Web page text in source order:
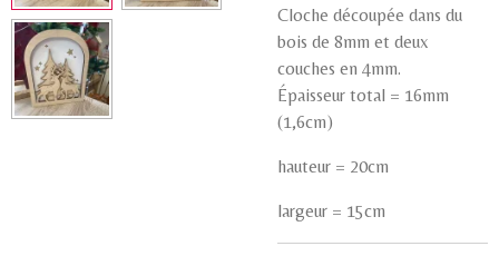
Cloche découpée dans du
bois de 8mm et deux
couches en 4mm.
Épaisseur total = 16mm
(1,6cm)
hauteur = 20cm
largeur = 15cm